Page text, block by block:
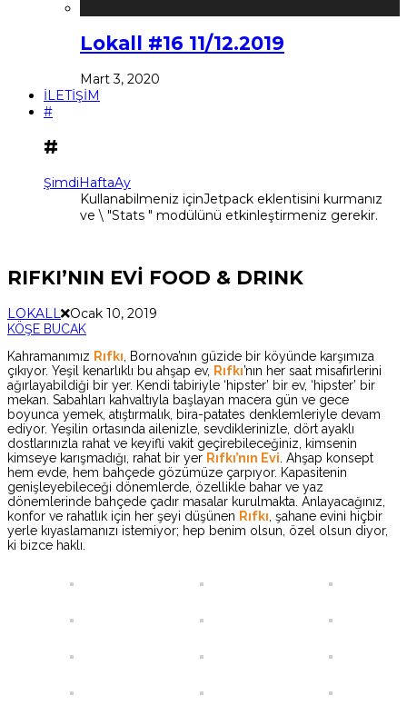
Lokall #16 11/12.2019
Mart 3, 2020
İLETİŞİM
#
#
ŞimdiHaftaAy
Kullanabilmeniz içinJetpack eklentisini kurmanız
ve \ "Stats " modülünü etkinleştirmeniz gerekir.
RIFKI’NIN EVİ FOOD & DRINK
LOKALL Ocak 10, 2019
KÖŞE BUCAK
Kahramanımız Rıfkı , Bornova’nın güzide bir köyünde karşımıza
çıkıyor. Yeşil kenarlıklı bu ahşap ev, Rıfkı’nın her saat misafirlerini
ağırlayabildiği bir yer. Kendi tabiriyle ‘hipster’ bir ev, ‘hipster’ bir
mekan. Sabahları kahvaltıyla başlayan macera gün ve gece
boyunca yemek, atıştırmalık, bira-patates denklemleriyle devam
ediyor. Yeşilin ortasında ailenizle, sevdiklerinizle, dört ayaklı
dostlarınızla rahat ve keyifli vakit geçirebileceğiniz, kimsenin
kimseye karışmadığı, rahat bir yer Rıfkı’nın Evi . Ahşap konsept
hem evde, hem bahçede gözümüze çarpıyor. Kapasitenin
genişleyebileceği dönemlerde, özellikle bahar ve yaz
dönemlerinde bahçede çadır masalar kurulmakta. Anlayacağınız,
konfor ve rahatlık için her şeyi düşünen Rıfkı , şahane evini hiçbir
yerle kıyaslamanızı istemiyor; hep benim olsun, özel olsun diyor,
ki bizce haklı.